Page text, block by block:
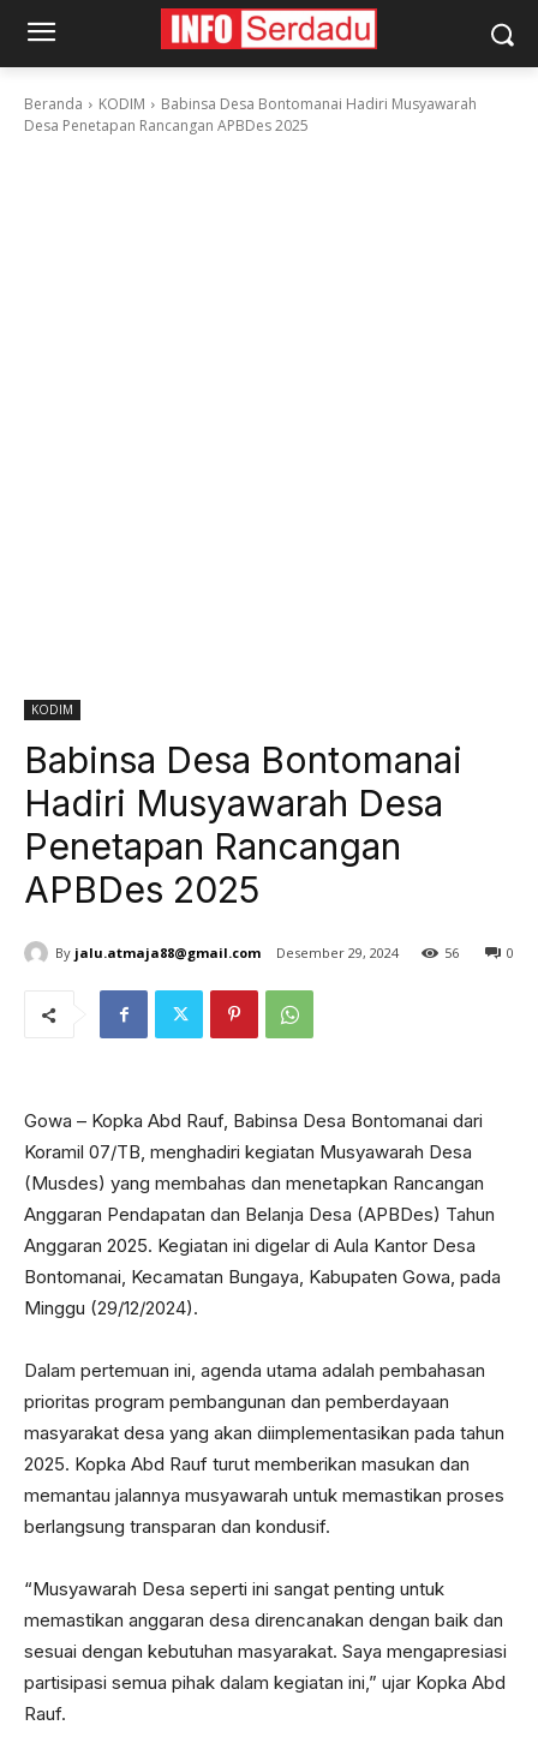
Beranda KODIM
Babinsa Desa Bontomanai Hadiri Musyawarah
Desa Penetapan Rancangan APBDes 2025
KODIM
Babinsa Desa Bontomanai
Hadiri Musyawarah Desa
Penetapan Rancangan
APBDes 2025
By jalu.atmaja88@gmail.com Desember 29, 2024 0
56
Gowa – Kopka Abd Rauf, Babinsa Desa Bontomanai dari
Koramil 07/TB, menghadiri kegiatan Musyawarah Desa
(Musdes) yang membahas dan menetapkan Rancangan
Anggaran Pendapatan dan Belanja Desa (APBDes) Tahun
Anggaran 2025. Kegiatan ini digelar di Aula Kantor Desa
Bontomanai, Kecamatan Bungaya, Kabupaten Gowa, pada
Minggu (29/12/2024).
Dalam pertemuan ini, agenda utama adalah pembahasan
prioritas program pembangunan dan pemberdayaan
masyarakat desa yang akan diimplementasikan pada tahun
2025. Kopka Abd Rauf turut memberikan masukan dan
memantau jalannya musyawarah untuk memastikan proses
berlangsung transparan dan kondusif.
“Musyawarah Desa seperti ini sangat penting untuk
memastikan anggaran desa direncanakan dengan baik dan
sesuai dengan kebutuhan masyarakat. Saya mengapresiasi
partisipasi semua pihak dalam kegiatan ini,” ujar Kopka Abd
Rauf.